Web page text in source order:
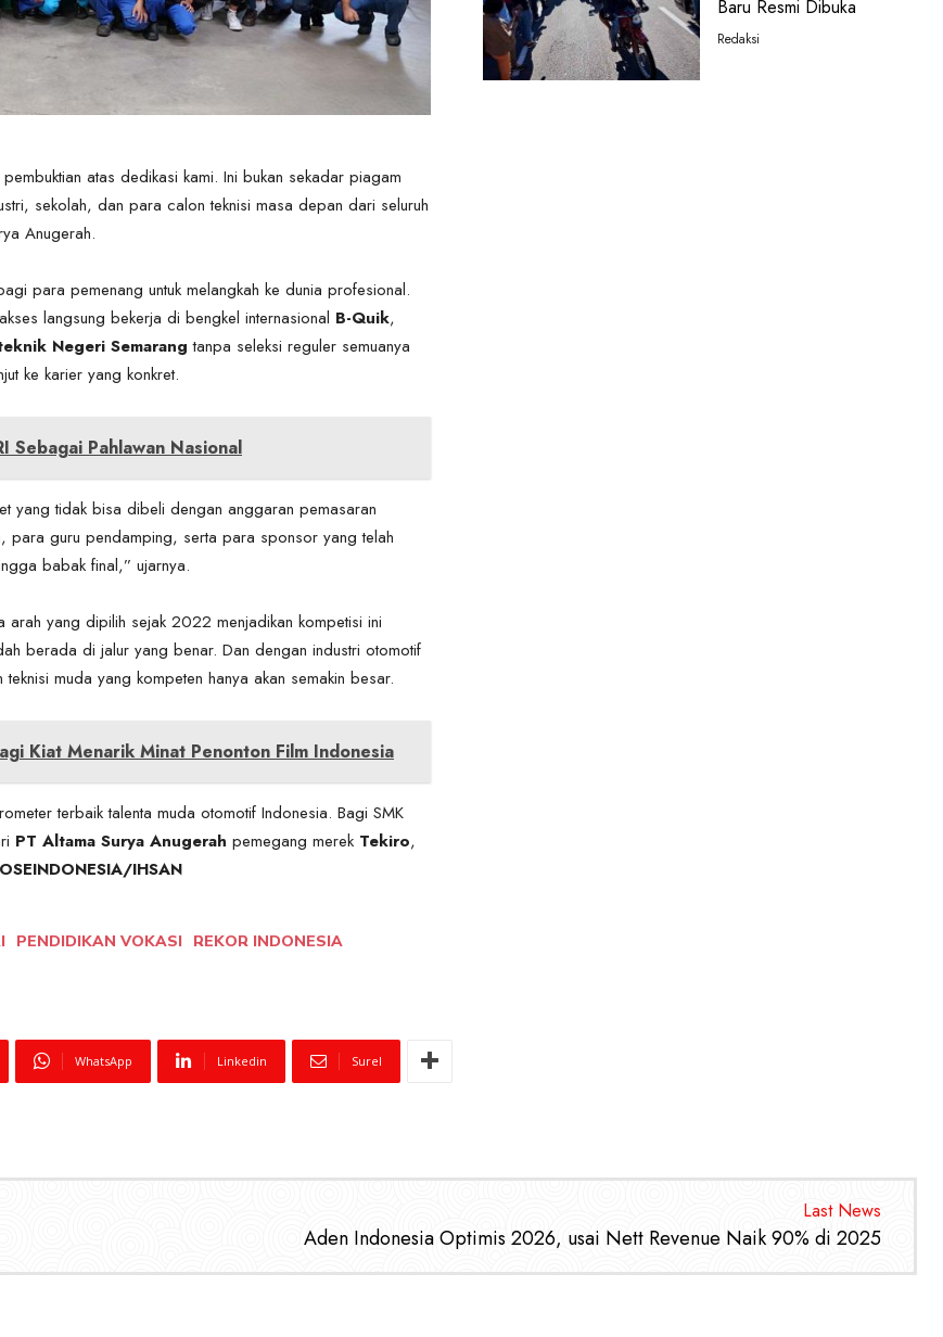
atas dedikasi kami. Ini bukan sekadar piagam
sekolah, dan para calon teknisi masa depan dari seluruh
Anugerah.
para pemenang untuk melangkah ke dunia profesional.
langsung bekerja di bengkel internasional B-Quik,
Negeri Semarang tanpa seleksi reguler semuanya
ke karier yang konkret.
Sebagai Pahlawan Nasional
yang tidak bisa dibeli dengan anggaran pemasaran
para guru pendamping, serta para sponsor yang telah
babak final,” ujarnya.
arah yang dipilih sejak 2022 menjadikan kompetisi ini
berada di jalur yang benar. Dan dengan industri otomotif
muda yang kompeten hanya akan semakin besar.
Kiat Menarik Minat Penonton Film Indonesia
terbaik talenta muda otomotif Indonesia. Bagi SMK
PT Altama Surya Anugerah pemegang merek Tekiro,
IHSAN
PENDIDIKAN VOKASI
REKOR INDONESIA
WhatsApp Linkedin Surel
Baru Resmi Dibuka
Redaksi
Last News
Aden Indonesia Optimis 2026, usai Nett Revenue Naik 90% di 2025